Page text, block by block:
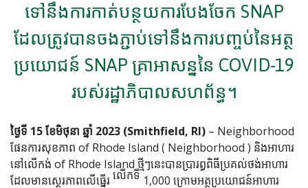
ទៅនឹងការកាត់បន្ថយការបែងចែក SNAP
ដែលត្រូវបានចងភ្ជាប់ទៅនឹងការបញ្ចប់នៃអត្ថ
ប្រយោជន៍ SNAP គ្រាអាសន្ននៃ COVID-19
របស់រដ្ឋាភិបាលសហព័ន្ធ។
ថ្ងៃទី 15 ខែមិថុនា ឆ្នាំ 2023 (Smithfield, RI) – Neighborhood
ផែនការសុខភាព of Rhode Island ( Neighborhood ) និងអាហារ
នៅលើកង់ of Rhode Island ថ្មីៗនេះបានប្រារព្ធពិធីប្រគល់ថង់អាហារ
ដែលមានស្ថេរភាពលើធ្នើរ លើកទី 1,000 ក្រោមអត្ថប្រយោជន៍អាហារ